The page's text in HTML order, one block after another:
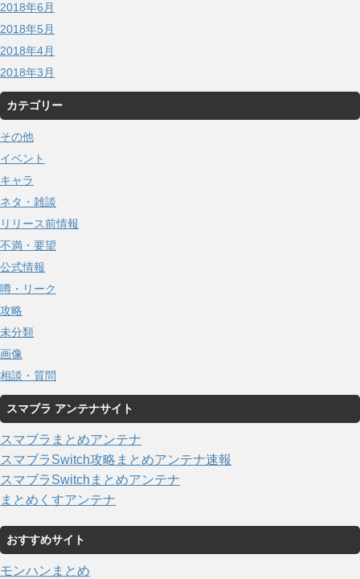
2018年6月
2018年5月
2018年4月
2018年3月
カテゴリー
その他
イベント
キャラ
ネタ・雑談
リリース前情報
不満・要望
公式情報
噂・リーク
攻略
未分類
画像
相談・質問
スマブラ アンテナサイト
スマブラまとめアンテナ
スマブラSwitch攻略まとめアンテナ速報
スマブラSwitchまとめアンテナ
まとめくすアンテナ
おすすめサイト
モンハンまとめ